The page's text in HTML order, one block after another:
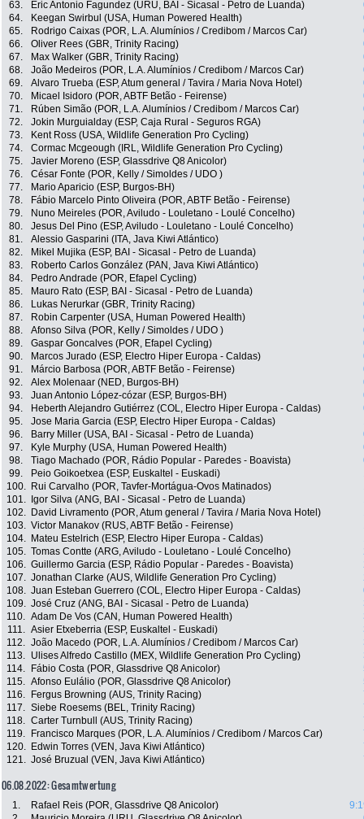
63.
Eric Antonio Fagundez (URU, BAI - Sicasal - Petro de Luanda)
64.
Keegan Swirbul (USA, Human Powered Health)
65.
Rodrigo Caixas (POR, L.A. Alumínios / Credibom / Marcos Car)
66.
Oliver Rees (GBR, Trinity Racing)
67.
Max Walker (GBR, Trinity Racing)
68.
João Medeiros (POR, L.A. Alumínios / Credibom / Marcos Car)
69.
Alvaro Trueba (ESP, Atum general / Tavira / Maria Nova Hotel)
70.
Micael Isidoro (POR, ABTF Betão - Feirense)
71.
Rúben Simão (POR, L.A. Alumínios / Credibom / Marcos Car)
72.
Jokin Murguialday (ESP, Caja Rural - Seguros RGA)
73.
Kent Ross (USA, Wildlife Generation Pro Cycling)
74.
Cormac Mcgeough (IRL, Wildlife Generation Pro Cycling)
75.
Javier Moreno (ESP, Glassdrive Q8 Anicolor)
76.
César Fonte (POR, Kelly / Simoldes / UDO )
77.
Mario Aparicio (ESP, Burgos-BH)
78.
Fábio Marcelo Pinto Oliveira (POR, ABTF Betão - Feirense)
79.
Nuno Meireles (POR, Aviludo - Louletano - Loulé Concelho)
80.
Jesus Del Pino (ESP, Aviludo - Louletano - Loulé Concelho)
81.
Alessio Gasparini (ITA, Java Kiwi Atlántico)
82.
Mikel Mujika (ESP, BAI - Sicasal - Petro de Luanda)
83.
Roberto Carlos González (PAN, Java Kiwi Atlántico)
84.
Pedro Andrade (POR, Efapel Cycling)
85.
Mauro Rato (ESP, BAI - Sicasal - Petro de Luanda)
86.
Lukas Nerurkar (GBR, Trinity Racing)
87.
Robin Carpenter (USA, Human Powered Health)
88.
Afonso Silva (POR, Kelly / Simoldes / UDO )
89.
Gaspar Goncalves (POR, Efapel Cycling)
90.
Marcos Jurado (ESP, Electro Hiper Europa - Caldas)
91.
Márcio Barbosa (POR, ABTF Betão - Feirense)
92.
Alex Molenaar (NED, Burgos-BH)
93.
Juan Antonio López-cózar (ESP, Burgos-BH)
94.
Heberth Alejandro Gutiérrez (COL, Electro Hiper Europa - Caldas)
95.
Jose Maria Garcia (ESP, Electro Hiper Europa - Caldas)
96.
Barry Miller (USA, BAI - Sicasal - Petro de Luanda)
97.
Kyle Murphy (USA, Human Powered Health)
98.
Tiago Machado (POR, Rádio Popular - Paredes - Boavista)
99.
Peio Goikoetxea (ESP, Euskaltel - Euskadi)
100.
Rui Carvalho (POR, Tavfer-Mortágua-Ovos Matinados)
101.
Igor Silva (ANG, BAI - Sicasal - Petro de Luanda)
102.
David Livramento (POR, Atum general / Tavira / Maria Nova Hotel)
103. Victor Manakov (RUS, ABTF Betão - Feirense)
104.
Mateu Estelrich (ESP, Electro Hiper Europa - Caldas)
105. Tomas Contte (ARG, Aviludo - Louletano - Loulé Concelho)
106. Guillermo Garcia (ESP, Rádio Popular - Paredes - Boavista)
107. Jonathan Clarke (AUS, Wildlife Generation Pro Cycling)
108. Juan Esteban Guerrero (COL, Electro Hiper Europa - Caldas)
109. José Cruz (ANG, BAI - Sicasal - Petro de Luanda)
110. Adam De Vos (CAN, Human Powered Health)
111. Asier Etxeberria (ESP, Euskaltel - Euskadi)
112. João Macedo (POR, L.A. Alumínios / Credibom / Marcos Car)
113. Ulises Alfredo Castillo (MEX, Wildlife Generation Pro Cycling)
114.
Fábio Costa (POR, Glassdrive Q8 Anicolor)
115. Afonso Eulálio (POR, Glassdrive Q8 Anicolor)
116.
Fergus Browning (AUS, Trinity Racing)
117. Siebe Roesems (BEL, Trinity Racing)
118. Carter Turnbull (AUS, Trinity Racing)
119.
Francisco Marques (POR, L.A. Alumínios / Credibom / Marcos Car)
120.
Edwin Torres (VEN, Java Kiwi Atlántico)
121. José Bruzual (VEN, Java Kiwi Atlántico)
06.08.2022: Gesamtwertung
1. Rafael Reis (POR, Glassdrive Q8 Anicolor)